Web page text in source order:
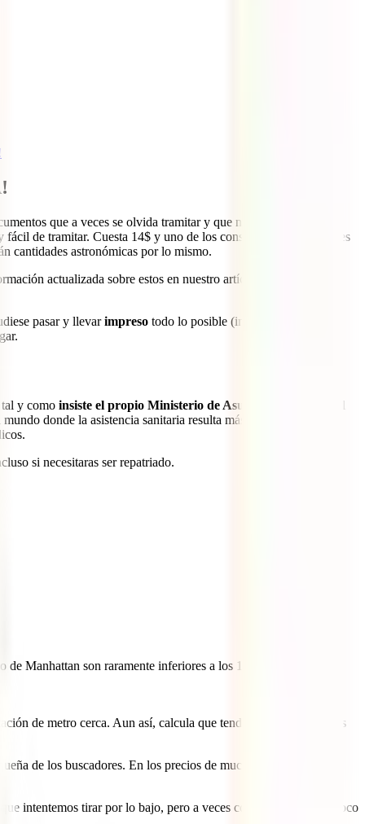
que a veces se olvida tramitar y que nos puede jugar una
de tramitar. Cuesta 14$ y uno de los consejos más importantes
cantidades astronómicas por lo mismo.
actualizada sobre estos en nuestro artículo
pasar y llevarimpreso todo lo posible (incluidos los
y como insiste el propio Ministerio de Asuntos Exteriores
. El
donde la asistencia sanitaria resulta más cara y un simple
si necesitaras ser repatriado.
Manhattan son raramente inferiores a los 1.000€. Partiendo de
de metro cerca. Aun así, calcula que tendrás que invertir unos
de los buscadores. En los precios de muchos hoteles no está
intentemos tirar por lo bajo, pero a veces conviene gastar un poco